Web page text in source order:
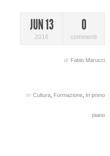
JUN 13
2016
0
commenti
di Fabio Marucci
In Cultura Formazione In primo
piano